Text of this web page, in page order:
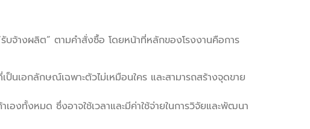
บจ้างผลิต” ตามคำสั่งซื้อ โดยหน้าที่หลักของโรงงานคือการ
เอกลักษณ์เฉพาะตัวไม่เหมือนใคร และสามารถสร้างจุดขาย
งทั้งหมด ซึ่งอาจใช้เวลาและมีค่าใช้จ่ายในการวิจัยและพัฒนา